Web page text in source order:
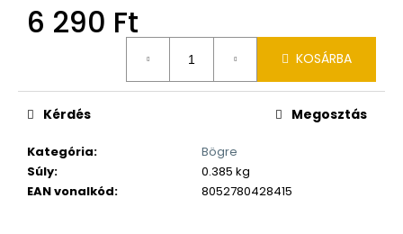
6 290 Ft
KOSÁRBA
Kategória:
Bögre
Súly:
0.385 kg
EAN vonalkód: 8052780428415
Kérdés Megosztás